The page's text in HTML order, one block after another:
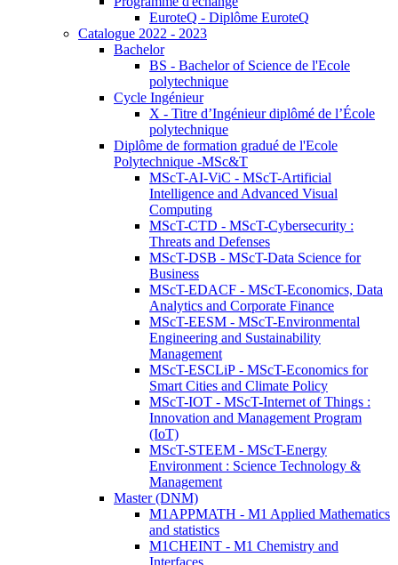
EuroteQ - Diplôme EuroteQ
Catalogue 2022 - 2023
Bachelor
BS - Bachelor of Science de l'Ecole
polytechnique
Cycle Ingénieur
X - Titre d’Ingénieur diplômé de l’École
polytechnique
Diplôme de formation gradué de l'Ecole
Polytechnique -MSc&T
MScT-AI-ViC - MScT-Artificial
Intelligence and Advanced Visual
Computing
MScT-CTD - MScT-Cybersecurity :
Threats and Defenses
MScT-DSB - MScT-Data Science for
Business
MScT-EDACF - MScT-Economics, Data
Analytics and Corporate Finance
MScT-EESM - MScT-Environmental
Engineering and Sustainability
Management
MScT-ESCLiP - MScT-Economics for
Smart Cities and Climate Policy
MScT-IOT - MScT-Internet of Things :
Innovation and Management Program
(IoT)
MScT-STEEM - MScT-Energy
Environment : Science Technology &
Management
Master (DNM)
M1APPMATH - M1 Applied Mathematics
and statistics
M1CHEINT - M1 Chemistry and
Interfaces